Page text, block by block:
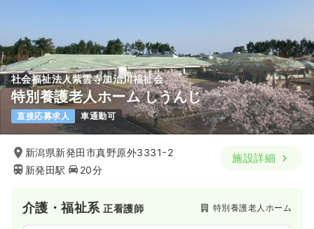
社会福祉法人紫雲寺加治川福祉会
特別養護老人ホーム しうんじ
直接応募求人 車通勤可
新潟県新発田市真野原外3331ｰ2
新発田駅
20分
施設詳細
介護・福祉系正看護師 特別養護老人ホーム